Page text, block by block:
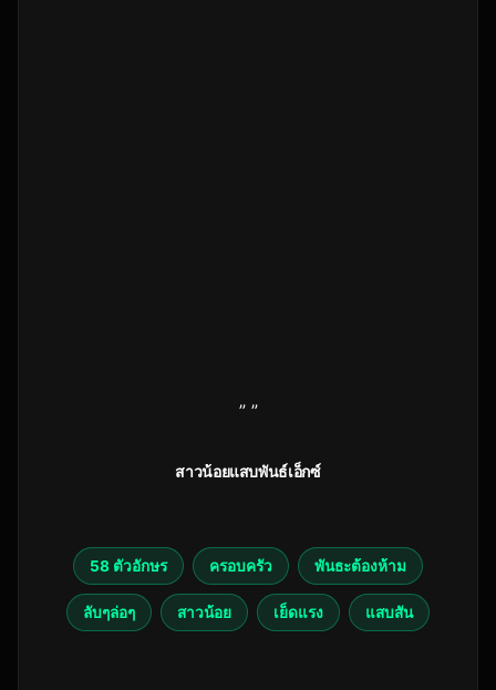
” ”
สาวน้อยแสบพันธ์เอ็กซ์
58 ตัวอักษร ครอบครัว พันธะต้องห้าม
ลับๆล่อๆ สาวน้อย เย็ดแรง แสบสัน